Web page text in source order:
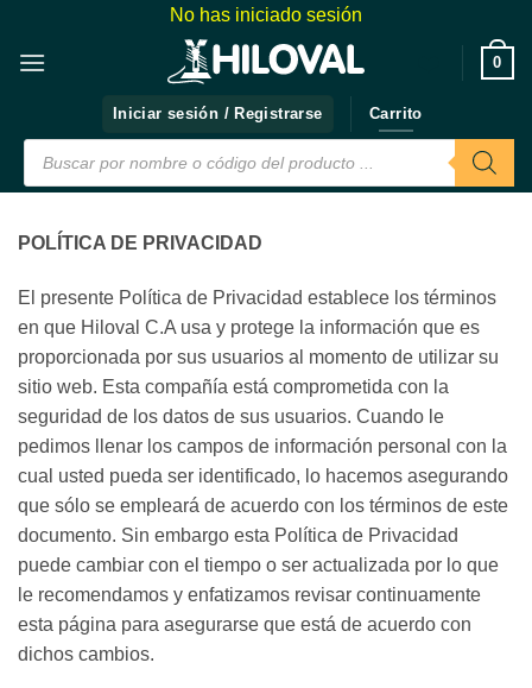
contenido
No has iniciado sesión
0
Iniciar sesión / Registrarse Carrito
Búsqueda
POLÍTICA DE PRIVACIDAD
El presente Política de Privacidad establece los términos
en que Hiloval C.A usa y protege la información que es
proporcionada por sus usuarios al momento de utilizar su
sitio web. Esta compañía está comprometida con la
seguridad de los datos de sus usuarios. Cuando le
pedimos llenar los campos de información personal con la
cual usted pueda ser identificado, lo hacemos asegurando
que sólo se empleará de acuerdo con los términos de este
documento. Sin embargo esta Política de Privacidad
puede cambiar con el tiempo o ser actualizada por lo que
le recomendamos y enfatizamos revisar continuamente
esta página para asegurarse que está de acuerdo con
dichos cambios.